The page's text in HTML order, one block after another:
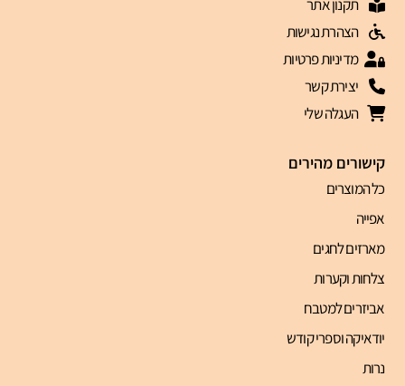
קישורים מהירים
כל המוצרים
אפייה
מארזים לחגים
צלחות וקערות
אביזרים למטבח
יודאיקה וספרי קודש
נרות
תקנון אתר
הצהרת נגישות
מדיניות פרטיות
יצירת קשר
העגלה שלי